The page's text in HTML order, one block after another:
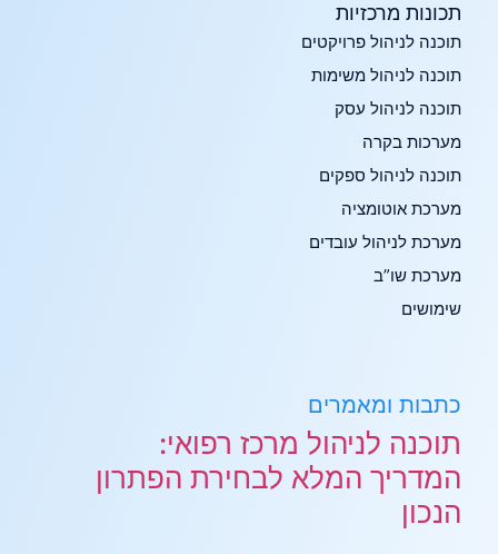
תכונות מרכזיות​
תוכנה לניהול פרויקטים
תוכנה לניהול משימות
תוכנה לניהול עסק
מערכות בקרה
תוכנה לניהול ספקים
מערכת אוטומציה
מערכת לניהול עובדים
מערכת שו”ב
שימושים
כתבות ומאמרים
תוכנה לניהול מרכז רפואי:
המדריך המלא לבחירת הפתרון
הנכון